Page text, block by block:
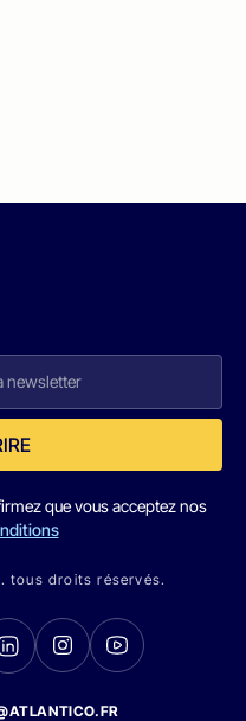
que vous acceptez nos
tous droits réservés.